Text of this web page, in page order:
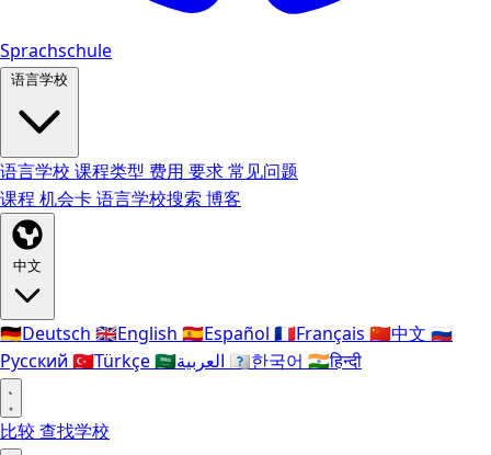
Sprachschule
语言学校
语言学校 课程类型 费用 要求常见问题
课程 机会卡语言学校搜索 博客
中文
🇩🇪Deutsch 🇬🇧English 🇪🇸Español 🇫🇷Français 🇨🇳中文 🇷🇺
Русский 🇹🇷Türkçe🇸🇦 🇰🇷한국어 🇮🇳हिन्दी
比较查找学校